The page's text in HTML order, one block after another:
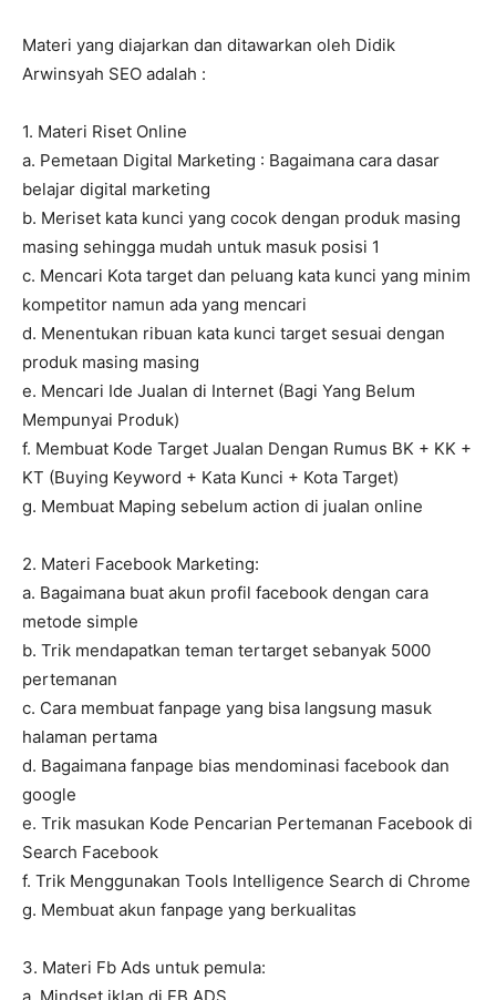
Materi yang diajarkan dan ditawarkan oleh Didik
Arwinsyah SEO adalah :
1. Materi Riset Online
a. Pemetaan Digital Marketing : Bagaimana cara dasar
belajar digital marketing
b. Meriset kata kunci yang cocok dengan produk masing
masing sehingga mudah untuk masuk posisi 1
c. Mencari Kota target dan peluang kata kunci yang minim
kompetitor namun ada yang mencari
d. Menentukan ribuan kata kunci target sesuai dengan
produk masing masing
e. Mencari Ide Jualan di Internet (Bagi Yang Belum
Mempunyai Produk)
f. Membuat Kode Target Jualan Dengan Rumus BK + KK +
KT (Buying Keyword + Kata Kunci + Kota Target)
g. Membuat Maping sebelum action di jualan online
2. Materi Facebook Marketing:
a. Bagaimana buat akun profil facebook dengan cara
metode simple
b. Trik mendapatkan teman tertarget sebanyak 5000
pertemanan
c. Cara membuat fanpage yang bisa langsung masuk
halaman pertama
d. Bagaimana fanpage bias mendominasi facebook dan
google
e. Trik masukan Kode Pencarian Pertemanan Facebook di
Search Facebook
f. Trik Menggunakan Tools Intelligence Search di Chrome
g. Membuat akun fanpage yang berkualitas
3. Materi Fb Ads untuk pemula: